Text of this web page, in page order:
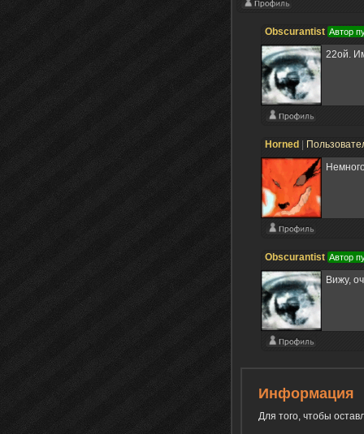
Obscurantist Автор
22ой.
Horned
Obscurantist Автор
Вижу,
Информация
Для того, чтобы